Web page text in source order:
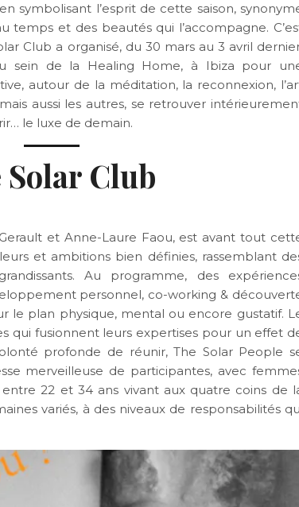
symbolisant l’esprit de cette saison,
temps et des beautés qui l’accompagne.
Club a organisé, du 30 mars au 3 avril
sein de la Healing Home, à Ibiza pour
autour de la méditation, la reconnexion,
aussi les autres, se retrouver
le luxe de demain.
Solar Club
et Anne-Laure Faou, est avant tout
et ambitions bien définies, rassemblant
Au programme, des
personnel, co-working &
le plan physique, mental ou encore gustatif.
qui fusionnent leurs expertises pour un effet
profonde de réunir, The Solar People
merveilleuse de participantes, avec
22 et 34 ans vivant aux quatre coins de
variés, à des niveaux de responsabilités